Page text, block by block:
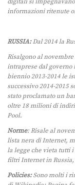
informazioni ritenute
RUSSIA:Dal 2014 la
Risalgono al
intraprese dal governo
biennio 2013-2014 le
successivo 2014-2015
stato proclamato un
oltre 18 milioni di
Pool.
Norme: Risale al
lista nera di Internet,
la legge che vieta tutti
filtri Internet in
Policies:Sono molti i